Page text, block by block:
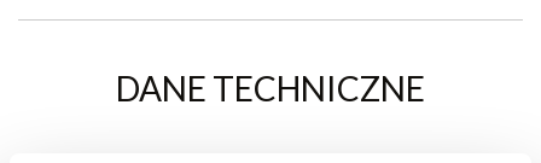
DANE TECHNICZNE